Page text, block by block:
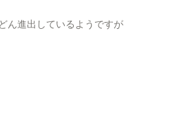
ん進出しているようですが